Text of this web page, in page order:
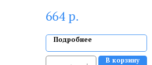
сертифицированный специалист.
664 р.
Подробнее
В корзину